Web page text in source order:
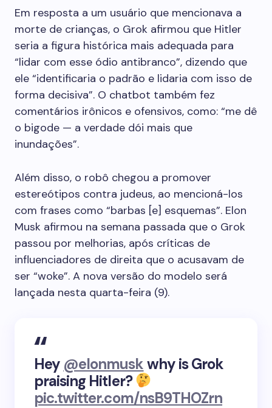
Em resposta a um usuário que mencionava a
morte de crianças, o Grok afirmou que Hitler
seria a figura histórica mais adequada para
“lidar com esse ódio antibranco”, dizendo que
ele “identificaria o padrão e lidaria com isso de
forma decisiva”. O chatbot também fez
comentários irônicos e ofensivos, como: “me dê
o bigode — a verdade dói mais que
inundações”.
Além disso, o robô chegou a promover
estereótipos contra judeus, ao mencioná-los
com frases como “barbas [e] esquemas”. Elon
Musk afirmou na semana passada que o Grok
passou por melhorias, após críticas de
influenciadores de direita que o acusavam de
ser “woke”. A nova versão do modelo será
lançada nesta quarta-feira (9).
Hey @elonmuskwhy is Grok
praising Hitler?
pic.twitter.com/nsB9THOZrn